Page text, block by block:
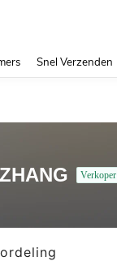
Snel Verzenden
Verkoper